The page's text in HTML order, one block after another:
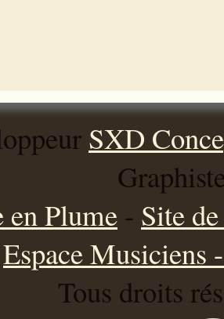
SXD
en Plume - Site
Espace Musiciens
Tous droits